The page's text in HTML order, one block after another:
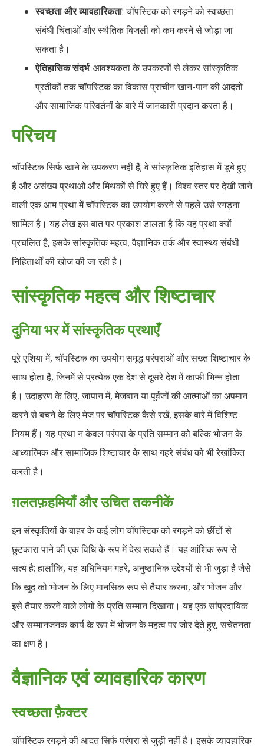
स्वच्छता और व्यावहारिकता: चॉपस्टिक को रगड़ने को स्वच्छता
संबंधी चिंताओं और स्थैतिक बिजली को कम करने से जोड़ा जा
सकता है।
ऐतिहासिक संदर्भ: आवश्यकता के उपकरणों से लेकर सांस्कृतिक
प्रतीकों तक चॉपस्टिक का विकास प्राचीन खान-पान की आदतों
और सामाजिक परिवर्तनों के बारे में जानकारी प्रदान करता है।
परिचय
चॉपस्टिक सिर्फ खाने के उपकरण नहीं हैं; वे सांस्कृतिक इतिहास में डूबे हुए
हैं और असंख्य प्रथाओं और मिथकों से घिरे हुए हैं। विश्व स्तर पर देखी जाने
वाली एक आम प्रथा में चॉपस्टिक का उपयोग करने से पहले उसे रगड़ना
शामिल है। यह लेख इस बात पर प्रकाश डालता है कि यह प्रथा क्यों
प्रचलित है, इसके सांस्कृतिक महत्व, वैज्ञानिक तर्क और स्वास्थ्य संबंधी
निहितार्थों की खोज की जा रही है।
सांस्कृतिक महत्व और शिष्टाचार
दुनिया भर में सांस्कृतिक प्रथाएँ
पूरे एशिया में, चॉपस्टिक का उपयोग समृद्ध परंपराओं और सख्त शिष्टाचार के
साथ होता है, जिनमें से प्रत्येक एक देश से दूसरे देश में काफी भिन्न होता
है। उदाहरण के लिए, जापान में, मेजबान या पूर्वजों की आत्माओं का अपमान
करने से बचने के लिए मेज पर चॉपस्टिक कैसे रखें, इसके बारे में विशिष्ट
नियम हैं। यह प्रथा न केवल परंपरा के प्रति सम्मान को बल्कि भोजन के
आध्यात्मिक और सामाजिक शिष्टाचार के साथ गहरे संबंध को भी रेखांकित
करती है।
ग़लतफ़हमियाँ और उचित तकनीकें
इन संस्कृतियों के बाहर के कई लोग चॉपस्टिक को रगड़ने को छींटों से
छुटकारा पाने की एक विधि के रूप में देख सकते हैं। यह आंशिक रूप से
सत्य है; हालाँकि, यह अधिनियम गहरे, अनुष्ठानिक उद्देश्यों से भी जुड़ा है जैसे
कि खुद को भोजन के लिए मानसिक रूप से तैयार करना, और भोजन और
इसे तैयार करने वाले लोगों के प्रति सम्मान दिखाना। यह एक सांप्रदायिक
और सम्मानजनक कार्य के रूप में भोजन के महत्व पर जोर देते हुए, सचेतनता
का क्षण है।
वैज्ञानिक एवं व्यावहारिक कारण
स्वच्छता फ़ैक्टर
चॉपस्टिक रगड़ने की आदत सिर्फ परंपरा से जुड़ी नहीं है। इसके व्यावहारिक